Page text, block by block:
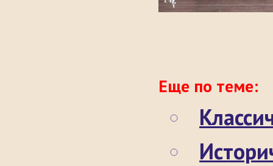
Еще по теме: